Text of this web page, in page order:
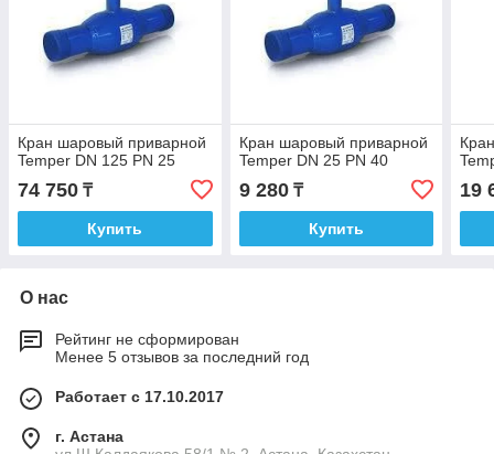
Кран шаровый приварной
Temper DN 125 PN 25
74 750 ₸
Купить
Кран шаровый приварной
Temper DN 25 PN 40
9 280₸
Купить
19
О нас
Рейтинг не сформирован
Менее 5 отзывов за последний год
Работает с 17.10.2017
г. Астана